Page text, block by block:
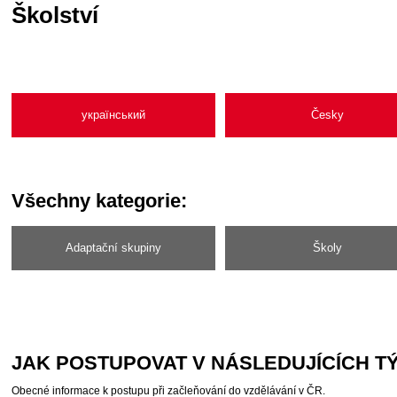
Školství
український Česky
Všechny kategorie:
Adaptační skupiny Školy
JAK POSTUPOVAT V NÁSLEDUJÍCÍCH
Obecné informace k postupu při začleňování do vzdělávání v ČR.